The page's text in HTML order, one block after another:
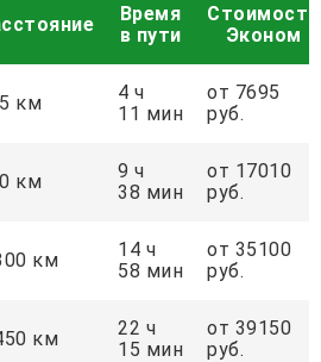
Время
в пути
Стоимость
Эконом
км
4 ч
11 мин
от 7695
руб.
км
9 ч
38 мин
от 17010
руб.
км
14 ч
58 мин
от 35100
руб.
км
22 ч
15 мин
от 39150
руб.